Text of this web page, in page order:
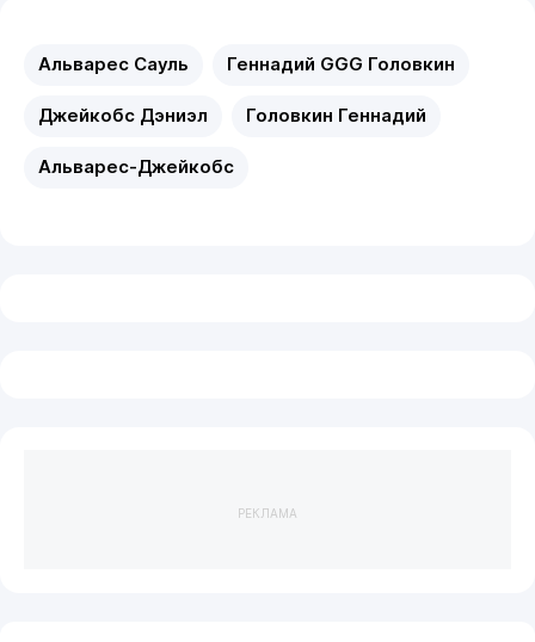
Альварес Сауль Геннадий GGG Головкин
Джейкобс Дэниэл Головкин Геннадий
Альварес-Джейкобс
РЕКЛАМА